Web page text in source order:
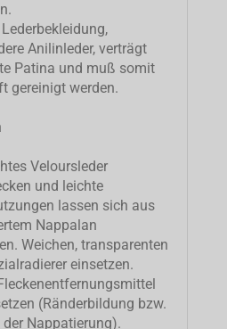
Anilinleder, verträgt
Patina und muß somit
gereinigt werden.
Veloursleder
und leichte
lassen sich aus
Nappalan
Weichen, transparenten
einsetzen.
(Ränderbildung bzw.
Nappatierung).